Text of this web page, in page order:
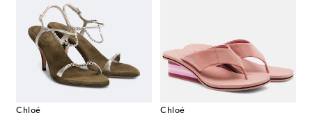
Chloé
Chloé